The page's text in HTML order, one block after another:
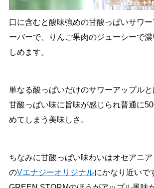
口に含むと酸味強めの甘酸っぱいサワ
ーバーで、りんご果肉のジューシーで
しめます。
単なる酸っぱいだけのサワーアップル
甘酸っぱい味に旨味が感じられ普通に
めてしまう美味しさ。
ちなみに甘酸っぱい味わいはオセアニ
のVエナジーオリジナルにかなり近いで